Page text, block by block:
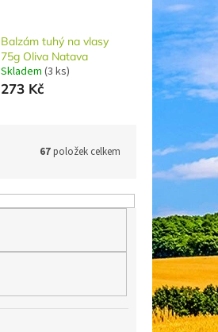
Balzám tuhý na vlasy
75g Oliva Natava
Skladem (3 ks)
273 Kč
67položek celkem